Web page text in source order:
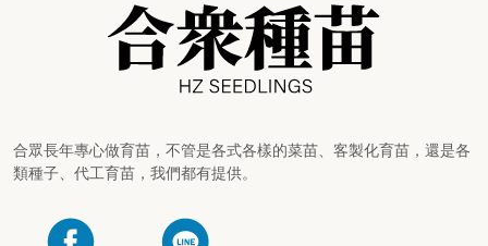
合眾長年專心做育苗，不管是各式各樣的菜苗、客製化育苗，還是各
類種子、代工育苗，我們都有提供。